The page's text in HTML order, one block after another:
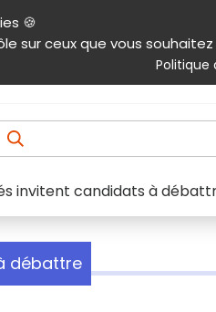
🍪
sur ceux que vous
Politique
principal
Produits & services
invitent candidats à
débattre